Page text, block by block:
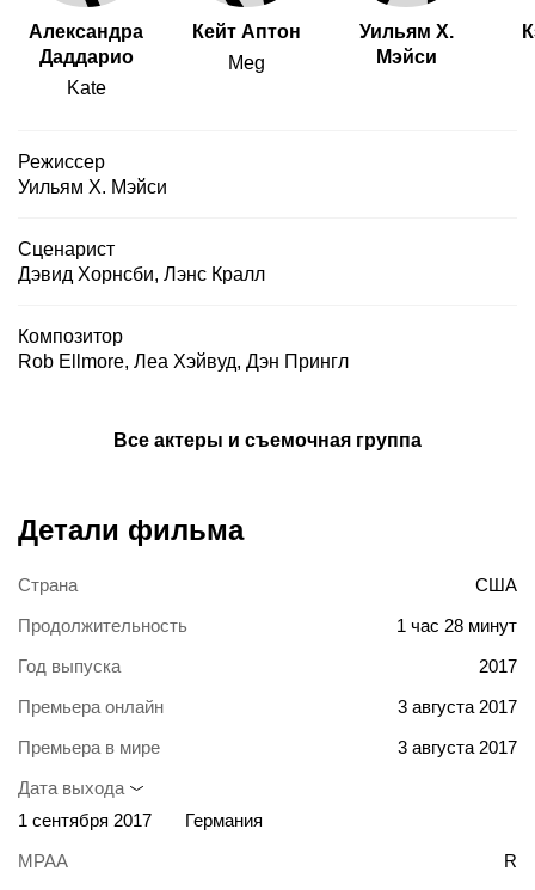
Александра
Даддарио
Kate
Кейт Аптон
Meg
Уильям Х.
Мэйси
Режиссер
Уильям Х. Мэйси
Сценарист
Дэвид Хорнсби, Лэнс Кралл
Композитор
Rob Ellmore, Леа Хэйвуд, Дэн Прингл
Все актеры и съемочная группа
Детали фильма
Страна
США
Продолжительность
1 час 28 минут
Год выпуска
2017
Премьера онлайн
3 августа 2017
Премьера в мире
3 августа 2017
Дата выхода
1 сентября 2017
Германия
MPAA
R